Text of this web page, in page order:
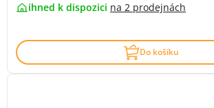
ihned k dispozici na 2 prodejnách
Do košíku